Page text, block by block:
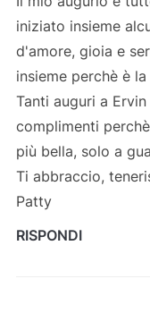
iniziato insieme
d'amore, gioia e
insieme perchè è
Tanti auguri a
complimenti
più bella, solo a
Ti abbraccio,
Patty
RISPONDI